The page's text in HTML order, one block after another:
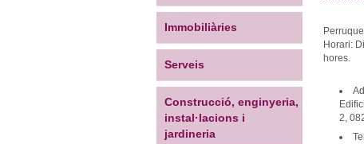
Immobiliàries
Serveis
Construcció, enginyeria,
instal·lacions i
jardineria
Horari:
hores.
2,